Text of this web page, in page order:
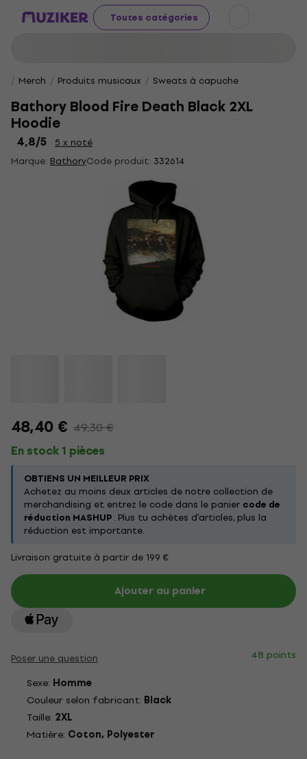
Toutes catégories
Merch Produits musicaux Sweats à capuche
Bathory Blood Fire Death Black 2XL
Hoodie
4,8/5
5 x noté
Marque: BathoryCode produit: 332614
48,40 € 49,30 €
En stock 1 pièces
OBTIENS UN MEILLEUR PRIX
Achetez au moins deux articles de notre collection de
merchandising et entrez le code dans le panier code de
réduction MASHUP. Plus tu achètes d'articles, plus la
réduction est importante.
Livraison gratuite à partir de 199 €
Ajouter au panier
Poser une question
48 points
Sexe: Homme
Couleur selon fabricant: Black
Taille: 2XL
Matière: Coton, Polyester